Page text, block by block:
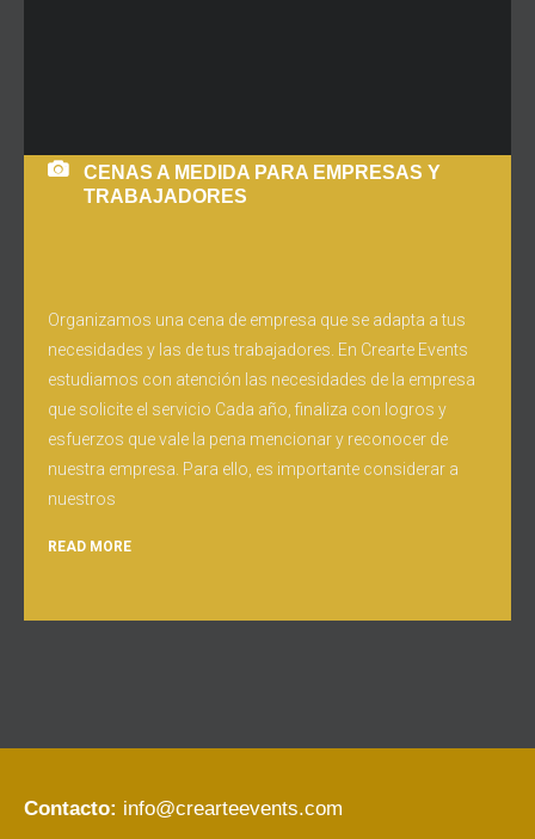
CENAS A MEDIDA PARA EMPRESAS Y
TRABAJADORES
Organizamos una cena de empresa que se adapta a tus
necesidades y las de tus trabajadores. En Crearte Events
estudiamos con atención las necesidades de la empresa
que solicite el servicio Cada año, finaliza con logros y
esfuerzos que vale la pena mencionar y reconocer de
nuestra empresa. Para ello, es importante considerar a
nuestros
READ MORE
Contacto: info@crearteevents.com